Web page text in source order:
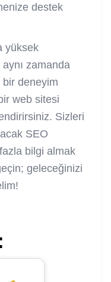
destek
yüksek
zamanda
bir deneyim
web sitesi
Sizleri
SEO
bilgi almak
geleceğinizi